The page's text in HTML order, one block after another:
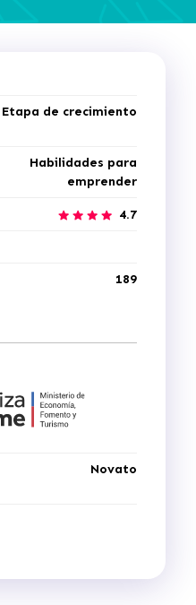
Etapa de crecimiento
Habilidades para
emprender
4.7
189
Novato